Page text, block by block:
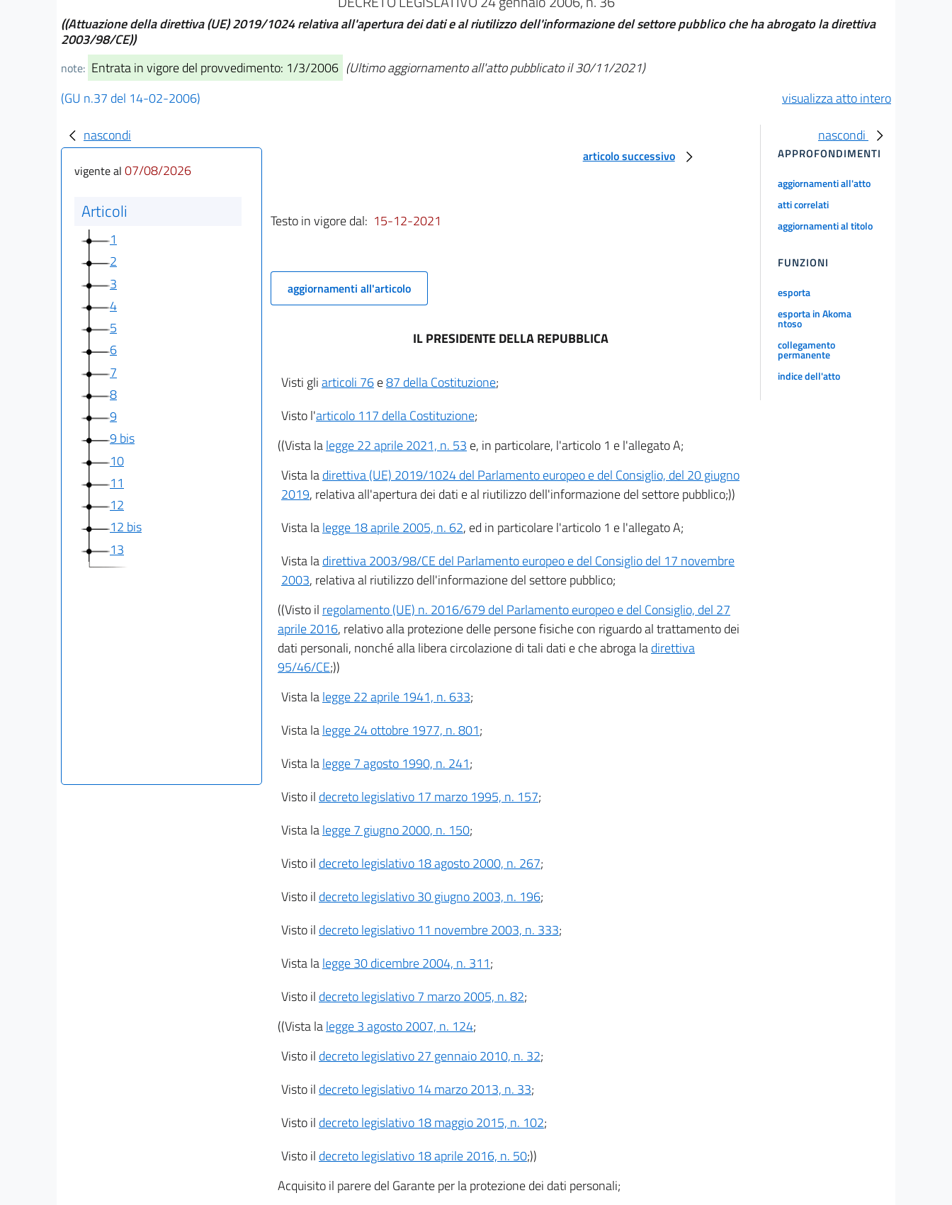
((Attuazione della direttiva (UE) 2019/1024 relativa all'apertura dei dati e al riutilizzo dell'informazione del settore pubblico che ha abrogato la direttiva
2003/98/CE))
note: Entrata in vigore del provvedimento: 1/3/2006 (Ultimo aggiornamento all'atto pubblicato il 30/11/2021)
(GU n.37 del 14-02-2006)
visualizza atto intero
nascondi
vigente al 07/08/2026
Articoli
1
2
3
4
5
6
7
8
9
9 bis
10
11
12
12 bis
13
articolo successivo
Testo in vigore dal: 15-12-2021
aggiornamenti all'articolo
IL PRESIDENTE DELLA REPUBBLICA
Visti gliarticoli 76e87 della Costituzione;
Visto l'articolo 117 della Costituzione;
((Vista lalegge 22 aprile 2021, n. 53 e, in particolare, l'articolo 1 e l'allegato A;
Vista ladirettiva (UE) 2019/1024 del Parlamento europeo e del Consiglio, del 20 giugno
2019, relativa all'apertura dei dati e al riutilizzo dell'informazione del settore pubblico;))
Vista lalegge 18 aprile 2005, n. 62, ed in particolare l'articolo 1 e l'allegato A;
Vista ladirettiva 2003/98/CE del Parlamento europeo e del Consiglio del 17 novembre
2003, relativa al riutilizzo dell'informazione del settore pubblico;
((Visto il regolamento (UE) n. 2016/679 del Parlamento europeo e del Consiglio, del 27
aprile 2016, relativo alla protezione delle persone fisiche con riguardo al trattamento dei
dati personali, nonché alla libera circolazione di tali dati e che abroga ladirettiva
95/46/CE;))
Vista lalegge 22 aprile 1941, n. 633;
Vista lalegge 24 ottobre 1977, n. 801;
Vista lalegge 7 agosto 1990, n. 241;
Visto il decreto legislativo 17 marzo 1995, n. 157;
Vista lalegge 7 giugno 2000, n. 150;
Visto il decreto legislativo 18 agosto 2000, n. 267;
Visto il decreto legislativo 30 giugno 2003, n. 196;
Visto il decreto legislativo 11 novembre 2003, n. 333;
Vista lalegge 30 dicembre 2004, n. 311;
Visto il decreto legislativo 7 marzo 2005, n. 82;
((Vista lalegge 3 agosto 2007, n. 124;
Visto il decreto legislativo 27 gennaio 2010, n. 32;
Visto il decreto legislativo 14 marzo 2013, n. 33;
Visto il decreto legislativo 18 maggio 2015, n. 102;
Visto il decreto legislativo 18 aprile 2016, n. 50;))
Acquisito il parere del Garante per la protezione dei dati personali;
nascondi
APPROFONDIMENTI
aggiornamenti all'atto
atti correlati
aggiornamenti al titolo
FUNZIONI
esporta
esporta in Akoma
ntoso
collegamento
permanente
indice dell'atto